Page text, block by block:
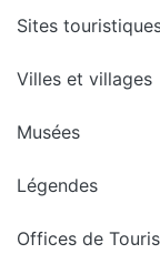
Sites
Villes et villages
Musées
Légendes
Offices de